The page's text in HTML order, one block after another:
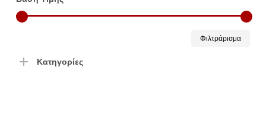
Φιλτράρισμα
Κατηγορίες